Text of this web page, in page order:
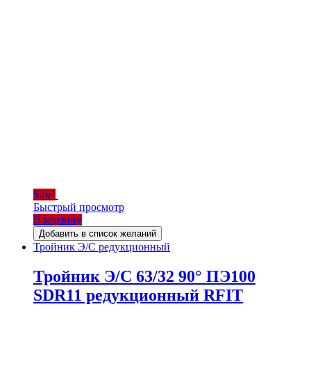
Sale!
Быстрый просмотр
В корзину
Добавить в список желаний
Тройник Э/С редукционный
Тройник Э/С 63/32 90° ПЭ100
SDR11 редукционный RFIT